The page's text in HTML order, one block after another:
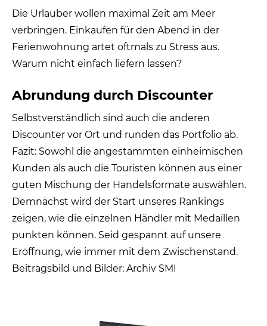
Die Urlauber wollen maximal Zeit am Meer
verbringen. Einkaufen für den Abend in der
Ferienwohnung artet oftmals zu Stress aus.
Warum nicht einfach liefern lassen?
Abrundung durch Discounter
Selbstverständlich sind auch die anderen
Discounter vor Ort und runden das Portfolio ab.
Fazit: Sowohl die angestammten einheimischen
Kunden als auch die Touristen können aus einer
guten Mischung der Handelsformate auswählen.
Demnächst wird der Start unseres Rankings
zeigen, wie die einzelnen Händler mit Medaillen
punkten können. Seid gespannt auf unsere
Eröffnung, wie immer mit dem Zwischenstand.
Beitragsbild und Bilder: Archiv SMI